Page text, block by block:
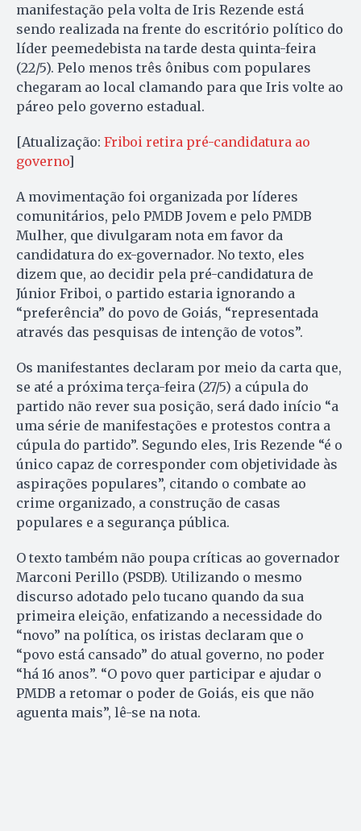
manifestação pela volta de Iris Rezende está
sendo realizada na frente do escritório político do
líder peemedebista na tarde desta quinta-feira
(22/5). Pelo menos três ônibus com populares
chegaram ao local clamando para que Iris volte ao
páreo pelo governo estadual.
[Atualização: Friboi retira pré-candidatura ao
governo]
A movimentação foi organizada por líderes
comunitários, pelo PMDB Jovem e pelo PMDB
Mulher, que divulgaram nota em favor da
candidatura do ex-governador. No texto, eles
dizem que, ao decidir pela pré-candidatura de
Júnior Friboi, o partido estaria ignorando a
“preferência” do povo de Goiás, “representada
através das pesquisas de intenção de votos”.
Os manifestantes declaram por meio da carta que,
se até a próxima terça-feira (27/5) a cúpula do
partido não rever sua posição, será dado início “a
uma série de manifestações e protestos contra a
cúpula do partido”. Segundo eles, Iris Rezende “é o
único capaz de corresponder com objetividade às
aspirações populares”, citando o combate ao
crime organizado, a construção de casas
populares e a segurança pública.
O texto também não poupa críticas ao governador
Marconi Perillo (PSDB). Utilizando o mesmo
discurso adotado pelo tucano quando da sua
primeira eleição, enfatizando a necessidade do
“novo” na política, os iristas declaram que o
“povo está cansado” do atual governo, no poder
“há 16 anos”. “O povo quer participar e ajudar o
PMDB a retomar o poder de Goiás, eis que não
aguenta mais”, lê-se na nota.